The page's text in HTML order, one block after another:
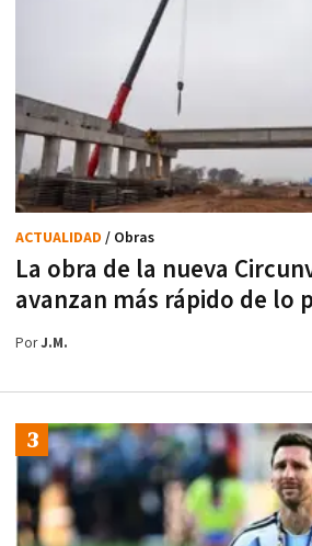
La obra de la nueva
avanzan más rápido de lo
ACTUALIDAD / Obras
PorJ.M.